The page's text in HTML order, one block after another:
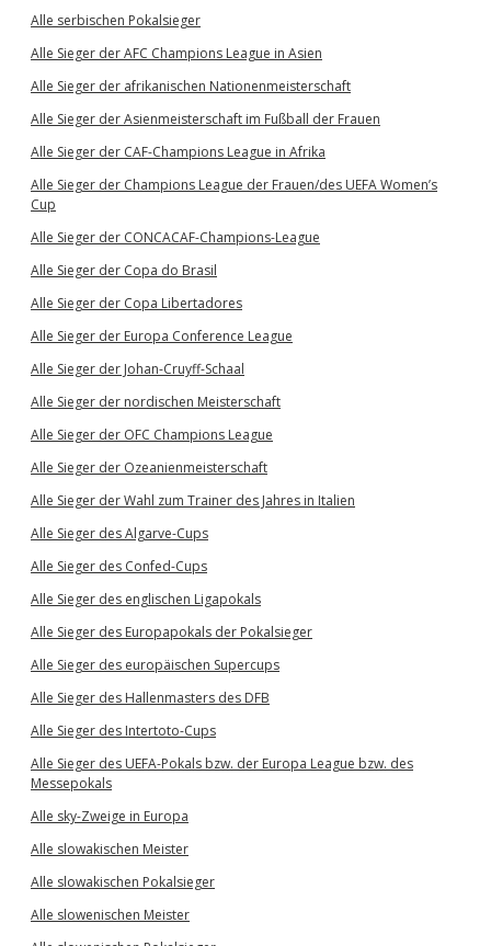
Alle serbischen Pokalsieger
Alle Sieger der AFC Champions League in Asien
Alle Sieger der afrikanischen Nationenmeisterschaft
Alle Sieger der Asienmeisterschaft im Fußball der Frauen
Alle Sieger der CAF-Champions League in Afrika
Alle Sieger der Champions League der Frauen/des UEFA Women’s
Cup
Alle Sieger der CONCACAF-Champions-League
Alle Sieger der Copa do Brasil
Alle Sieger der Copa Libertadores
Alle Sieger der Europa Conference League
Alle Sieger der Johan-Cruyff-Schaal
Alle Sieger der nordischen Meisterschaft
Alle Sieger der OFC Champions League
Alle Sieger der Ozeanienmeisterschaft
Alle Sieger der Wahl zum Trainer des Jahres in Italien
Alle Sieger des Algarve-Cups
Alle Sieger des Confed-Cups
Alle Sieger des englischen Ligapokals
Alle Sieger des Europapokals der Pokalsieger
Alle Sieger des europäischen Supercups
Alle Sieger des Hallenmasters des DFB
Alle Sieger des Intertoto-Cups
Alle Sieger des UEFA-Pokals bzw. der Europa League bzw. des
Messepokals
Alle sky-Zweige in Europa
Alle slowakischen Meister
Alle slowakischen Pokalsieger
Alle slowenischen Meister